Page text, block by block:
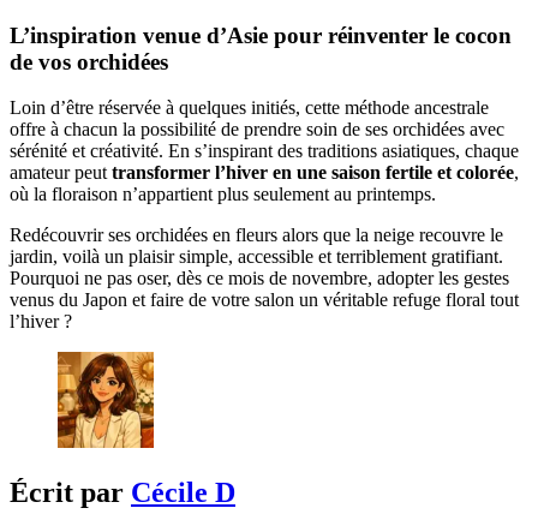
L’inspiration venue d’Asie pour réinventer le cocon
de vos orchidées
Loin d’être réservée à quelques initiés, cette méthode ancestrale
offre à chacun la possibilité de prendre soin de ses orchidées avec
sérénité et créativité. En s’inspirant des traditions asiatiques, chaque
amateur peut transformer l’hiver en une saison fertile et colorée,
où la floraison n’appartient plus seulement au printemps.
Redécouvrir ses orchidées en fleurs alors que la neige recouvre le
jardin, voilà un plaisir simple, accessible et terriblement gratifiant.
Pourquoi ne pas oser, dès ce mois de novembre, adopter les gestes
venus du Japon et faire de votre salon un véritable refuge floral tout
l’hiver ?
Écrit par Cécile D